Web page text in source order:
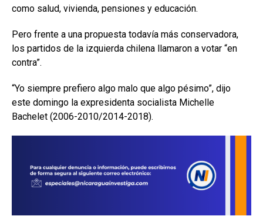
como salud, vivienda, pensiones y educación.
Pero frente a una propuesta todavía más conservadora,
los partidos de la izquierda chilena llamaron a votar “en
contra”.
“Yo siempre prefiero algo malo que algo pésimo”, dijo
este domingo la expresidenta socialista Michelle
Bachelet (2006-2010/2014-2018).